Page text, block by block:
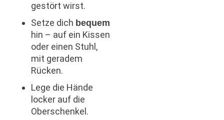
gestört wirst.
Setze dich bequem
hin – auf ein Kissen
oder einen Stuhl,
mit geradem
Rücken.
Lege die Hände
locker auf die
Oberschenkel.